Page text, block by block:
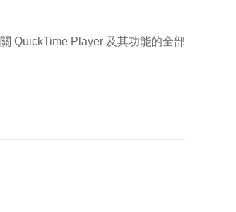
QuickTime Player 及其功能的全部